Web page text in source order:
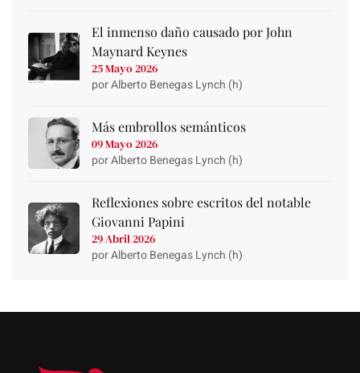
El inmenso daño causado por John
Maynard Keynes
25 Mayo 2026
por Alberto Benegas Lynch (h)
Más embrollos semánticos
09 Mayo 2026
por Alberto Benegas Lynch (h)
Reflexiones sobre escritos del notable
Giovanni Papini
29 Abril 2026
por Alberto Benegas Lynch (h)